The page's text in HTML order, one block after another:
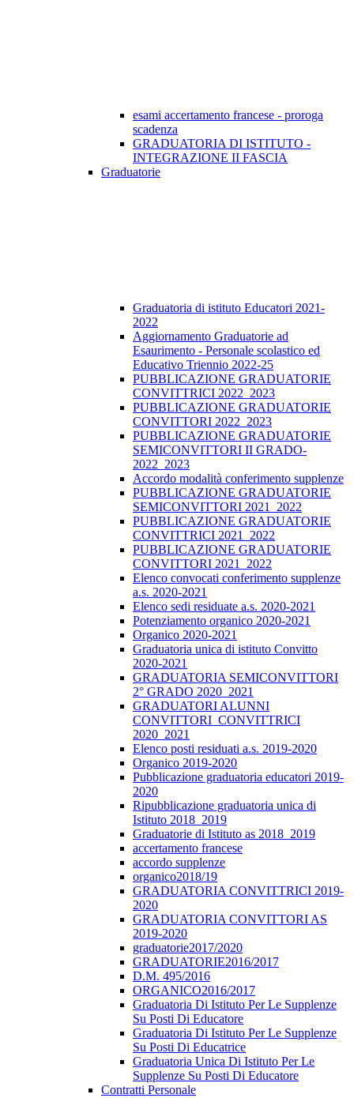
esami accertamento francese - proroga
scadenza
GRADUATORIA DI ISTITUTO -
INTEGRAZIONE II FASCIA
Graduatorie
Graduatoria di istituto Educatori 2021-
2022
Aggiornamento Graduatorie ad
Esaurimento - Personale scolastico ed
Educativo Triennio 2022-25
PUBBLICAZIONE GRADUATORIE
CONVITTRICI 2022_2023
PUBBLICAZIONE GRADUATORIE
CONVITTORI 2022_2023
PUBBLICAZIONE GRADUATORIE
SEMICONVITTORI II GRADO-
2022_2023
Accordo modalità conferimento supplenze
PUBBLICAZIONE GRADUATORIE
SEMICONVITTORI 2021_2022
PUBBLICAZIONE GRADUATORIE
CONVITTRICI 2021_2022
PUBBLICAZIONE GRADUATORIE
CONVITTORI 2021_2022
Elenco convocati conferimento supplenze
a.s. 2020-2021
Elenco sedi residuate a.s. 2020-2021
Potenziamento organico 2020-2021
Organico 2020-2021
Graduatoria unica di istituto Convitto
2020-2021
GRADUATORIA SEMICONVITTORI
2° GRADO 2020_2021
GRADUATORI ALUNNI
CONVITTORI_CONVITTRICI
2020_2021
Elenco posti residuati a.s. 2019-2020
Organico 2019-2020
Pubblicazione graduatoria educatori 2019-
2020
Ripubblicazione graduatoria unica di
Istituto 2018_2019
Graduatorie di Istituto as 2018_2019
accertamento francese
accordo supplenze
organico2018/19
GRADUATORIA CONVITTRICI 2019-
2020
GRADUATORIA CONVITTORI AS
2019-2020
graduatorie2017/2020
GRADUATORIE2016/2017
D.M. 495/2016
ORGANICO2016/2017
Graduatoria Di Istituto Per Le Supplenze
Su Posti Di Educatore
Graduatoria Di Istituto Per Le Supplenze
Su Posti Di Educatrice
Graduatoria Unica Di Istituto Per Le
Supplenze Su Posti Di Educatore
Contratti Personale